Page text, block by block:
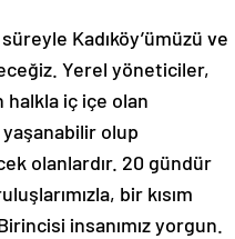
Kadıköy’ümüzü ve
Yerel yöneticiler,
iç içe olan
olup
olanlardır. 20 gündür
bir kısım
insanımız yorgun.